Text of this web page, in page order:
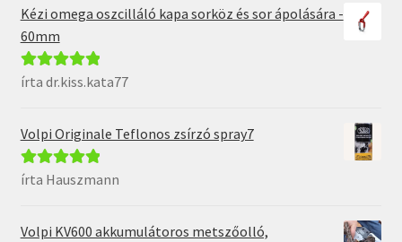
Kézi omega oszcilláló kapa sorköz és sor ápolására -
60mm
Értékelés:5 /
írta dr.kiss.kata77
Volpi Originale Teflonos zsírzó spray7
Értékelés:5/
írta Hauszmann
Volpi KV600 akkumulátoros metszőolló,